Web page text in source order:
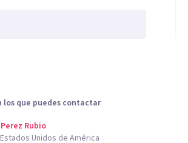
los que puedes contactar
Rubio
Unidos de América